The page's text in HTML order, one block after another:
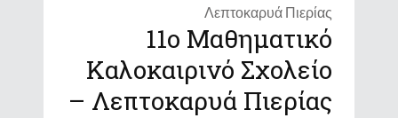
Λεπτοκαρυά Πιερίας
11ο Μαθηματικό
Καλοκαιρινό Σχολείο
– Λεπτοκαρυά Πιερίας